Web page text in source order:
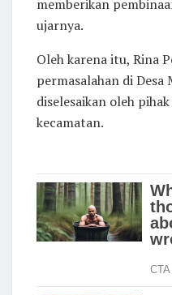
memberikan
ujarnya.
Oleh karena itu, Rina
permasalahan di
diselesaikan oleh
kecamatan.